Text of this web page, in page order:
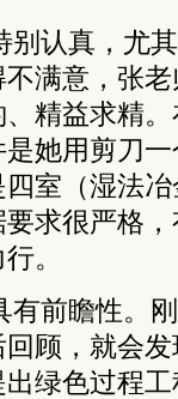
别认真，尤
满意，张
精益求精
她用剪刀
室（湿法
求很严格
。
有前瞻性。
顾，就会
绿色过程